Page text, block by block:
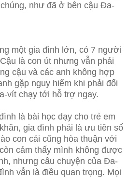
như đã ở bên cậu Đa-
một gia đình lớn, có 7 người
là con út nhưng vẫn phải
cậu và các anh không hợp
gặp nguy hiểm khi phải đối
vít chạy tới hỗ trợ ngay.
là bài học dạy cho trẻ em
gia đình phải là ưu tiên số
con cái cũng hòa thuận với
cảm thấy mình không được
nhưng câu chuyện của Đa-
vẫn là điều quan trọng. Mọi